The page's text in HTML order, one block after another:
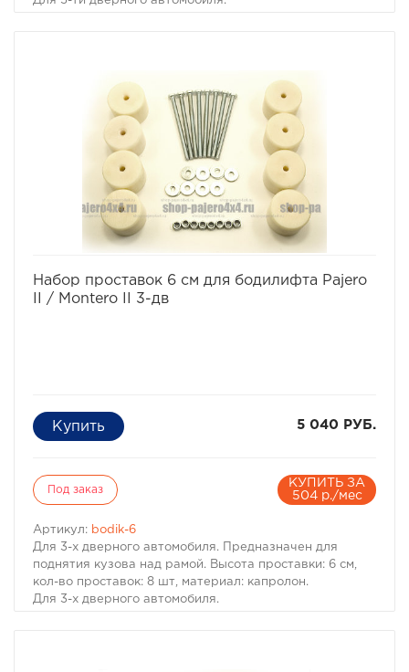
условиях офф-роуд.
В комплект проставок для бодилифта Pajero I / Montero
I входят сами проставки, а также болты, гайки и шайбы
для крепления.
Характеристики Комплекта проставок для бодилифта
Pajero I / Montero I:
· Высота проставки: 6 см
· Кол-во проставок: 12 шт
· Материал: капролон
Комплект проставок для бодилифта Pajero I / Montero I
Набор проставок 6 см для бодилифта Pajero
II / Montero II 3-дв
5 040 РУБ.
Под заказ
КУПИТЬ ЗА
504 р./мес
Артикул: bodik-6
Для 3-х дверного автомобиля. Предназначен для
поднятия кузова над рамой. Высота проставки: 6 см,
кол-во проставок: 8 шт, материал: капролон.
Для 3-х дверного автомобиля.